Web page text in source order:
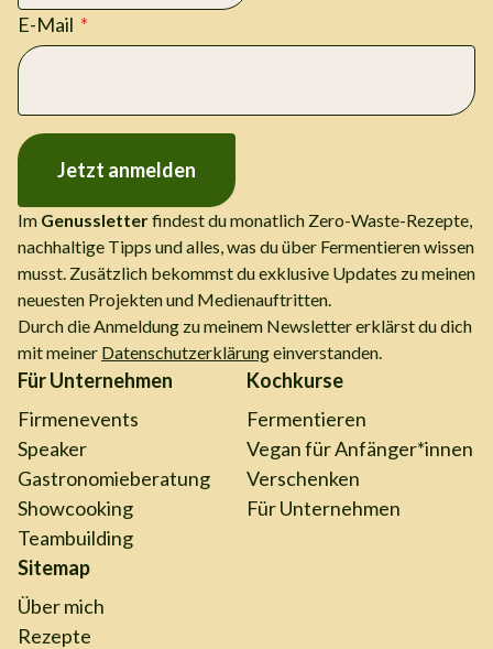
E-Mail
Jetzt anmelden
Im Genussletterfindest du monatlich Zero-Waste-Rezepte,
nachhaltige Tipps und alles, was du über Fermentieren wissen
musst. Zusätzlich bekommst du exklusive Updates zu meinen
neuesten Projekten und Medienauftritten.
Durch die Anmeldung zu meinem Newsletter erklärst du dich
mit meiner Datenschutzerklärungeinverstanden.
Für Unternehmen
Firmenevents
Speaker
Gastronomieberatung
Showcooking
Teambuilding
Kochkurse
Fermentieren
Vegan für Anfänger*innen
Verschenken
Für Unternehmen
Sitemap
Über mich
Rezepte